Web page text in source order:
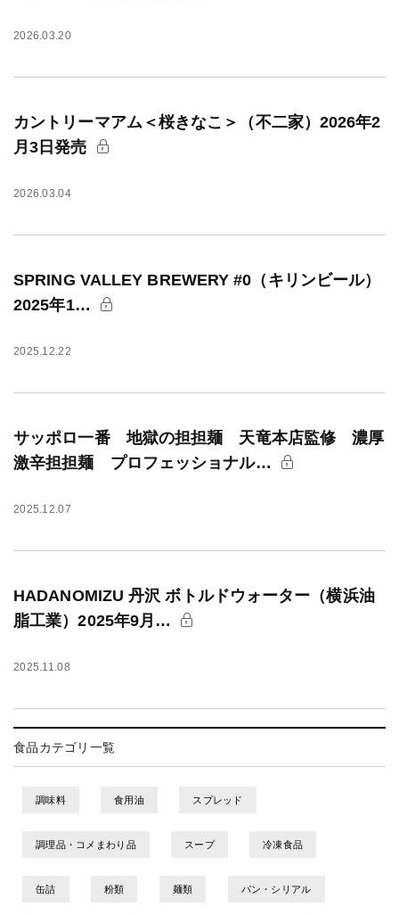
2026.03.20
カントリーマアム＜桜きなこ＞（不二家）2026年2
月3日発売
2026.03.04
SPRING VALLEY BREWERY #0（キリンビール）
2025年1…
2025.12.22
サッポロ一番 地獄の担担麺 天竜本店監修 濃厚
激辛担担麺 プロフェッショナル…
2025.12.07
HADANOMIZU 丹沢 ボトルドウォーター（横浜油
脂工業）2025年9月…
2025.11.08
食品カテゴリ一覧
調味料 食用油 スプレッド
調理品・コメまわり品 スープ 冷凍食品
缶詰 粉類 麺類 パン・シリアル